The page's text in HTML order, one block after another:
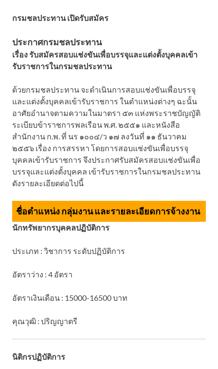
กรมชลประทาน เปิดรับสมัคร
ประกาศกรมชลประทาน
เรื่อง รับสมัครสอบแช่งขันเพื่อบรรจุและแต่งตั้งบุคคลเข้า
รับราชการในกรมชลประทาน
ด้วยกรมชลประทาน จะดำเนินการสอบแช่งขันเพื่อบรรจุ
และแต่งตั้งบุคคลเข้ารับราชการ ในตำแหน่งต่างๆ ฉะนั้น
อาศัยอำนาจตามความในมาตรา ๕๓ แห่งพระราชบัญญัติ
ระเบียบข้าราชการพลเรือน พ.ศ. ๒๕๕๑ และหนังสือ
สำนักงาน ก.พ. ที่ นร ๑๐๐๔/ว ๑๗ ลงวันที่ ๑๑ ธันวาคม
๒๕๕๖ เรื่อง การสรรหา โดยการสอบแช่งขันเพื่อบรรจุ
บุคคลเข้ารับราชการ จึงประกาศรับสมัครสอบแช่งขันเพื่อ
บรรจุและแต่งตั้งบุคคล เข้ารับราชการในกรมชลประทาน
ดังรายละเอียดต่อไปนี้
ชื่อตำแหน่ง กลุ่มงาน และรายละเอียดการจ้างงาน
นักทรัพยากรบุคคลปฏิบัติการ
ประเภท : วิชาการ ระดับปฏิบัติการ
อัตราว่าง : 4 อัตรา
อัตราเงินเดือน : 15000-16500 บาท
คุณวุฒิ : ปริญญาตรี
นิติกรปฏิบัติการ